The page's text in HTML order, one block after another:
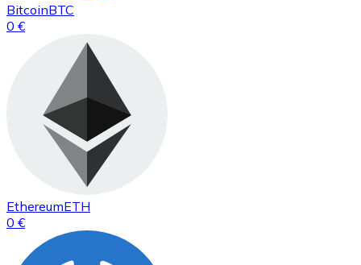
BitcoinBTC
0 €
EthereumETH
0 €